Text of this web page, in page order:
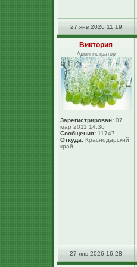
27 янв 2026 11:19
Виктория
Администратор
Зарегистрирован: 07
мар 2011 14:36
Сообщения: 11747
Откуда: Краснодарский
край
27 янв 2026 16:28